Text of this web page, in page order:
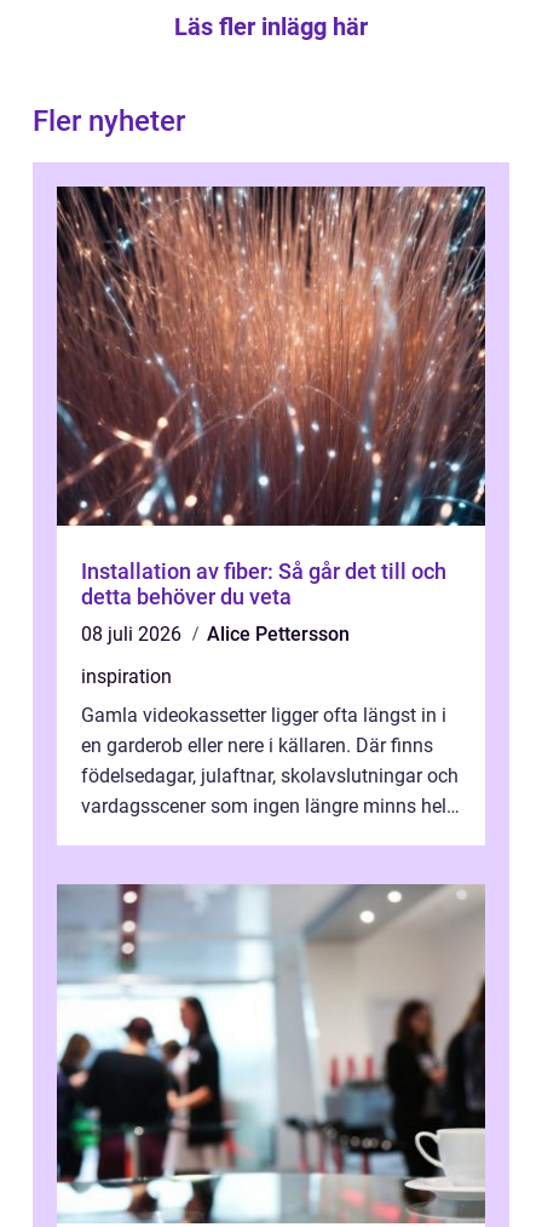
Läs fler inlägg här
Fler nyheter
Installation av fiber: Så går det till och
detta behöver du veta
08 juli 2026
Alice Pettersson
inspiration
Gamla videokassetter ligger ofta längst in i
en garderob eller nere i källaren. Där finns
födelsedagar, julaftnar, skolavslutningar och
vardagsscener som ingen längre minns helt.